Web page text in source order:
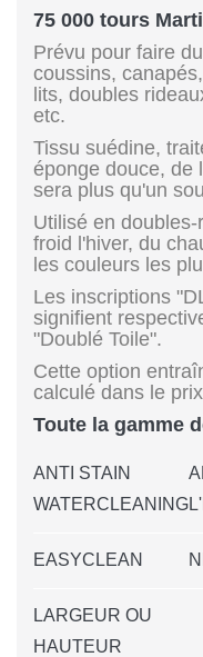
75 000 tours
Prévu pour faire
coussins,
lits, doubles
etc.
Tissu suédine,
éponge douce, de
sera plus qu'un
Utilisé en
froid l'hiver, du
les couleurs les
Les inscriptions
signifient
"Doublé Toile".
Cette option
calculé dans le
Toute la gamme
ANTI STAIN
WATERCLEANING
EASYCLEAN
LARGEUR OU
HAUTEUR